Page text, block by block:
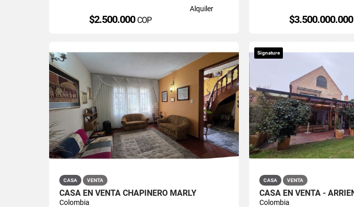
Alquiler
$2.500.000 COP $3.500.000.000
CASA VENTA
CASA EN VENTA CHAPINERO MARLY
Colombia
Signature
CASA VENTA
Colombia